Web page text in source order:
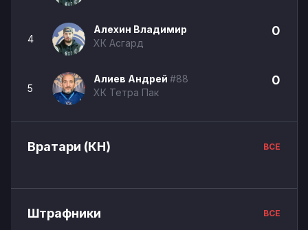
4
Алехин Владимир
ХК Асгард
0
5
Алиев Андрей #88
ХК Тетра Пак
0
Вратари (КН) ВСЕ
Штрафники ВСЕ